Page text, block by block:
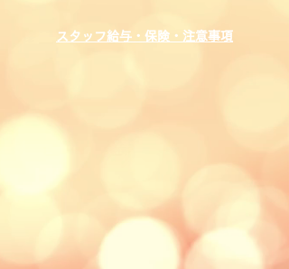
スタッフ給与・保険・注意事項